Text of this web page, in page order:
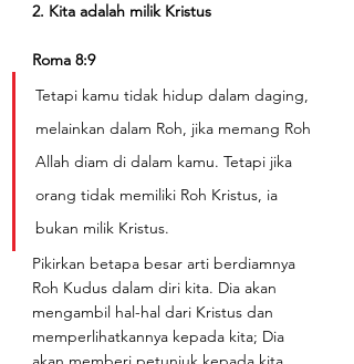
2. Kita adalah milik Kristus
Roma 8:9
Tetapi kamu tidak hidup dalam daging,
melainkan dalam Roh, jika memang Roh
Allah diam di dalam kamu. Tetapi jika
orang tidak memiliki Roh Kristus, ia
bukan milik Kristus.
Pikirkan betapa besar arti berdiamnya
Roh Kudus dalam diri kita. Dia akan
mengambil hal-hal dari Kristus dan
memperlihatkannya kepada kita; Dia